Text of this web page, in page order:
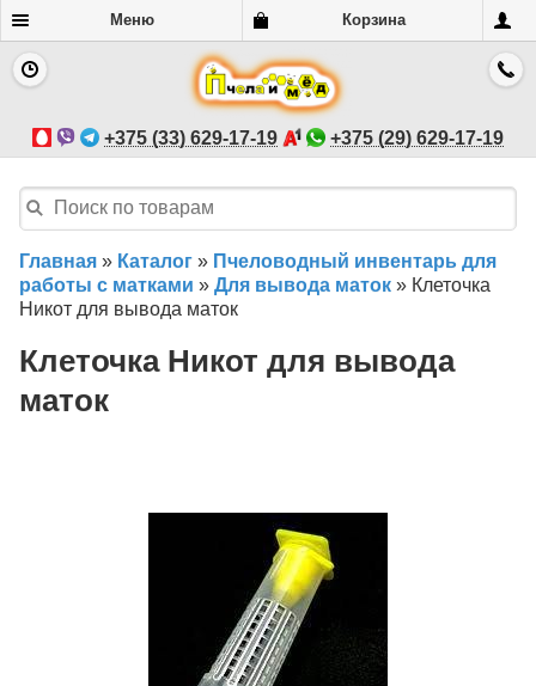
Меню Корзина
+375 (33) 629-17-19 +375 (29) 629-17-19
Главная » Каталог » Пчеловодный инвентарь для
работы с матками » Для вывода маток » Клеточка
Никот для вывода маток
Клеточка Никот для вывода
маток